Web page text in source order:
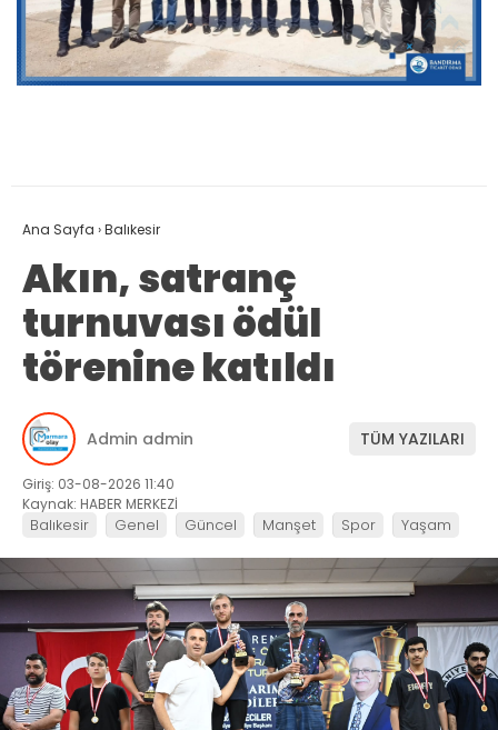
Ana Sayfa ›Balıkesir
Akın, satranç
turnuvası ödül
törenine katıldı
Admin admin TÜM YAZILARI
Giriş: 03-08-2026 11:40
Kaynak: HABER MERKEZİ
Balıkesir Genel Güncel Manşet Spor Yaşam